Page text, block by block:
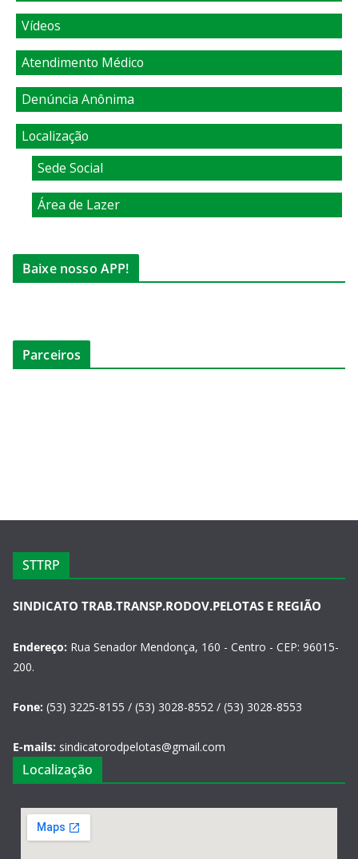
Vídeos
Atendimento Médico
Denúncia Anônima
Localização
Sede Social
Área de Lazer
Baixe nosso APP!
Parceiros
STTRP
SINDICATO TRAB.TRANSP.RODOV.PELOTAS E REGIÃO
Endereço: Rua Senador Mendonça, 160 - Centro - CEP: 96015-
200.
Fone: (53) 3225-8155 / (53) 3028-8552 / (53) 3028-8553
E-mails: sindicatorodpelotas@gmail.com
Localização